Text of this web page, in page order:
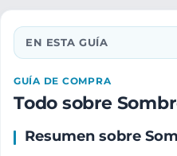
EN ESTA GUÍA
GUÍA DE COMPRA
Todo sobre
Resumen sobre